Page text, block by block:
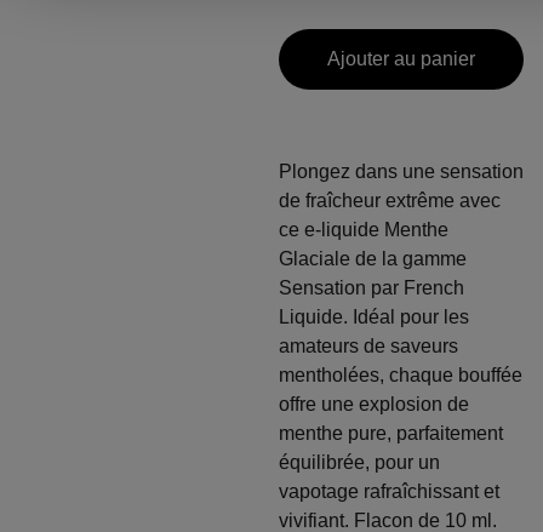
Ajouter au panier
Plongez dans une sensation
de fraîcheur extrême avec
ce e-liquide Menthe
Glaciale de la gamme
Sensation par French
Liquide. Idéal pour les
amateurs de saveurs
mentholées, chaque bouffée
offre une explosion de
menthe pure, parfaitement
équilibrée, pour un
vapotage rafraîchissant et
vivifiant. Flacon de 10 ml.